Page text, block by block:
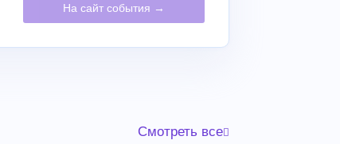
На сайт события →
Смотреть все